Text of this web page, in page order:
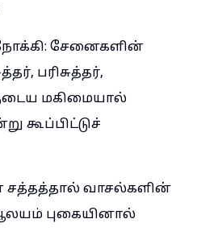
சேனைகளின்
பரிசுத்தர்,
மகிமையால்
கூப்பிட்டுச்
சத்தத்தால் வாசல்களின்
புகையினால்